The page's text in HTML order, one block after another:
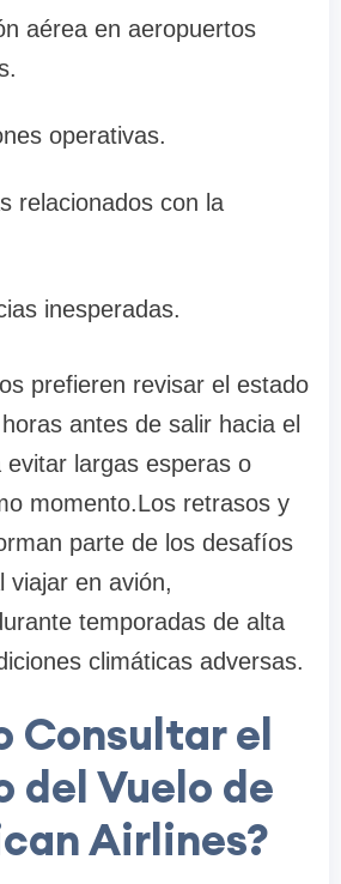
aérea en aeropuertos
operativas.
relacionados con la
inesperadas.
prefieren revisar el estado
antes de salir hacia el
largas esperas o
momento.Los retrasos y
parte de los desafíos
viajar en avión,
temporadas de alta
climáticas adversas.
Consultar el
del Vuelo de
Airlines?